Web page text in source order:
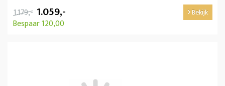
1.179,- 1.059,-
Bespaar 120,00
Bekijk